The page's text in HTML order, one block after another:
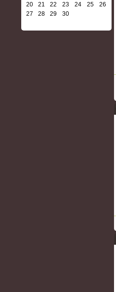
20
21 22 23 24 25
26
27
28 29 30